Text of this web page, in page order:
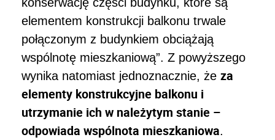
elementem konstrukcji balkonu trwale
połączonym z budynkiem obciążają
wspólnotę mieszkaniową”. Z powyższego
wynika natomiast jednoznacznie, że za
elementy konstrukcyjne balkonu i
utrzymanie ich w należytym stanie –
odpowiada wspólnota mieszkaniowa.